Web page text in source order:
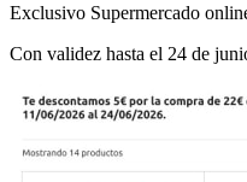
Exclusivo Supermercado
Con validez hasta el 24 de